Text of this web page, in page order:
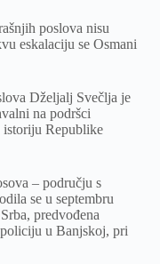
poslova nisu
eskalaciju se Osmani
Dželjalj Svečlja je
na podršci
Republike
– području s
se u septembru
predvođena
u Banjskoj, pri